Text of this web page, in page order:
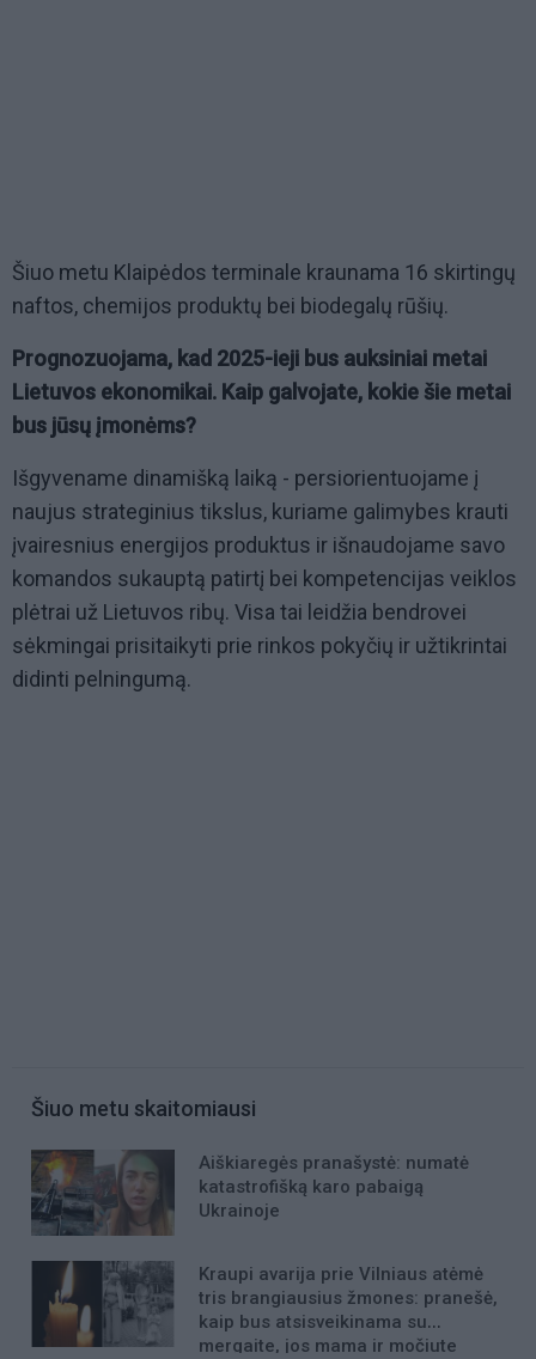
Šiuo metu Klaipėdos terminale kraunama 16 skirtingų
naftos, chemijos produktų bei biodegalų rūšių.
Prognozuojama, kad 2025-ieji bus auksiniai metai
Lietuvos ekonomikai. Kaip galvojate, kokie šie metai
bus jūsų įmonėms?
Išgyvename dinamišką laiką - persiorientuojame į
naujus strateginius tikslus, kuriame galimybes krauti
įvairesnius energijos produktus ir išnaudojame savo
komandos sukauptą patirtį bei kompetencijas veiklos
plėtrai už Lietuvos ribų. Visa tai leidžia bendrovei
sėkmingai prisitaikyti prie rinkos pokyčių ir užtikrintai
didinti pelningumą.
Šiuo metu skaitomiausi
Aiškiaregės pranašystė: numatė
katastrofišką karo pabaigą
Ukrainoje
Kraupi avarija prie Vilniaus atėmė
tris brangiausius žmones: pranešė,
kaip bus atsisveikinama su
mergaite, jos mama ir močiute